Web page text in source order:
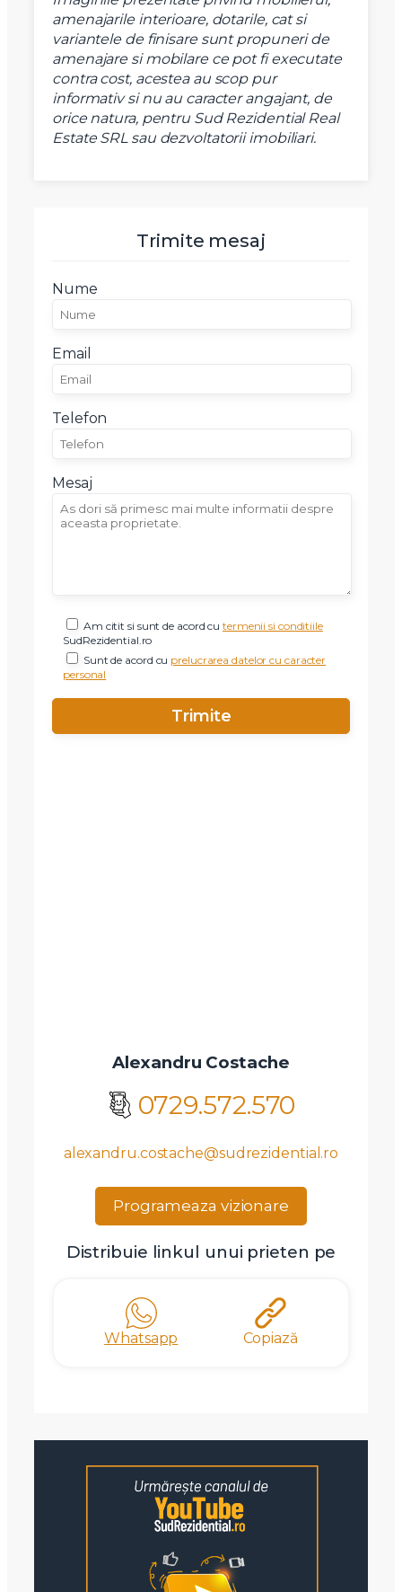
amenajarile interioare, dotarile, cat si
variantele de finisare sunt propuneri de
amenajare si mobilare ce pot fi executate
contra cost, acestea au scop pur
informativ si nu au caracter angajant, de
orice natura, pentru Sud Rezidential Real
Estate SRL sau dezvoltatorii imobiliari.
Trimite mesaj
Nume
Email
Telefon
Mesaj
Am citit si sunt de acord cutermenii si conditiile
SudRezidential.ro
Sunt de acord cu prelucrarea datelor cu caracter
personal
Alexandru Costache
0729.572.570
alexandru.costache@sudrezidential.ro
Programeaza vizionare
Distribuie linkul unui prieten pe
Whatsapp Copiază
Vreau sa fiu contactat
Nume
Am citit si sunt de acord cu
SudRezidential.ro